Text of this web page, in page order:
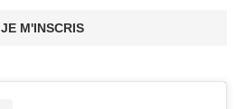
JE M'INSCRIS